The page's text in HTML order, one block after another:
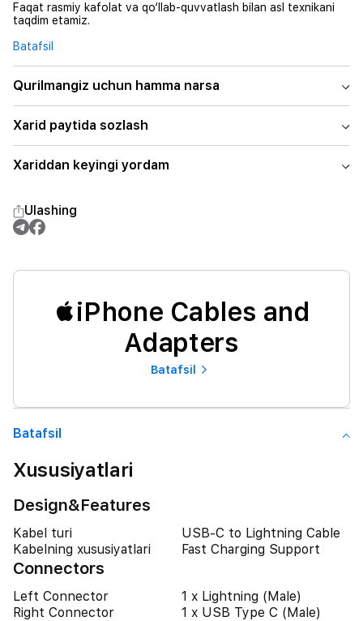
Faqat rasmiy kafolat va qo‘llab-quvvatlash bilan asl texnikani
taqdim etamiz.
Batafsil
Qurilmangiz uchun hamma narsa
Xarid paytida sozlash
Xariddan keyingi yordam
Ulashing
iPhone Cables and
Adapters
Batafsil
Batafsil
Xususiyatlari
Design&Features
Kabel turi
USB-C to Lightning Cable
Kabelning xususiyatlari
Fast Charging Support
Connectors
Left Connector
1 x Lightning (Male)
Right Connector
1 x USB Type C (Male)